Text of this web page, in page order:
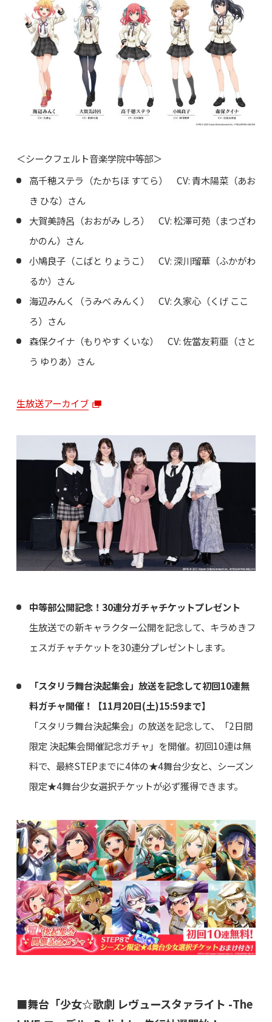
＜シークフェルト音楽学院中等部＞
高千穂ステラ（たかちほ すてら） CV: 青木陽菜（あお
き ひな）さん
大賀美詩呂（おおがみ しろ） CV: 松澤可苑（まつざわ
かのん）さん
小鳩良子（こばと りょうこ） CV: 深川瑠華（ふかがわ
るか）さん
海辺みんく（うみべ みんく） CV: 久家心（くげ ここ
ろ）さん
森保クイナ（もりやす くいな） CV: 佐當友莉亜（さと
う ゆりあ）さん
生放送アーカイブ
中等部公開記念！30連分ガチャチケットプレゼント
生放送での新キャラクター公開を記念して、キラめきフ
ェスガチャチケットを30連分プレゼントします。
「スタリラ舞台決起集会」放送を記念して初回10連無
料ガチャ開催！【11月20日(土)15:59まで】
「スタリラ舞台決起集会」の放送を記念して、「2日間
限定 決起集会開催記念ガチャ」を開催。初回10連は無
料で、最終STEPまでに4体の★4舞台少女と、シーズン
限定★4舞台少女選択チケットが必ず獲得できます。
■舞台「少女☆歌劇 レヴュースタァライト -The